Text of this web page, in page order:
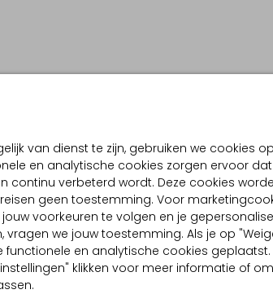
van dienst te zijn, gebruiken we cookies op
en analytische cookies zorgen ervoor
continu verbeterd wordt. Deze cookies
geen toestemming. Voor
voorkeuren te volgen en je
vragen we jouw toestemming. Als je op
functionele en analytische cookies geplaatst.
klikken voor meer informatie of